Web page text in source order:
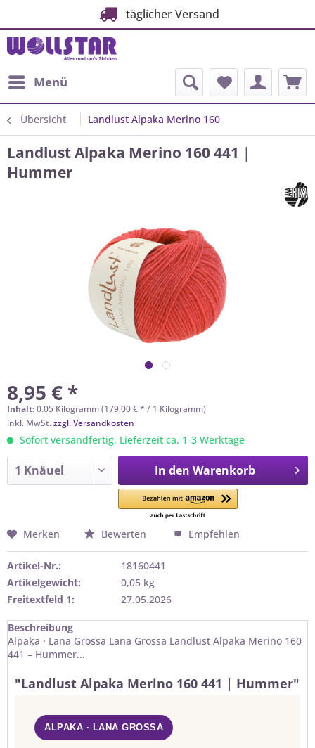
täglicher Versand
Menü
Übersicht Landlust Alpaka Merino 160
Landlust Alpaka Merino 160 441 |
Hummer
8,95 € *
Inhalt:0.05 Kilogramm (179,00 € * / 1 Kilogramm)
inkl. MwSt.zzgl. Versandkosten
Sofort versandfertig, Lieferzeit ca. 1-3 Werktage
In den Warenkorb
Merken Bewerten Empfehlen
Artikel-Nr.:
18160441
Artikelgewicht:
0,05 kg
Freitextfeld 1:
27.05.2026
Beschreibung
Alpaka · Lana Grossa Lana Grossa Landlust Alpaka Merino 160
441 – Hummer...
"Landlust Alpaka Merino 160 441 | Hummer"
ALPAKA · LANA GROSSA